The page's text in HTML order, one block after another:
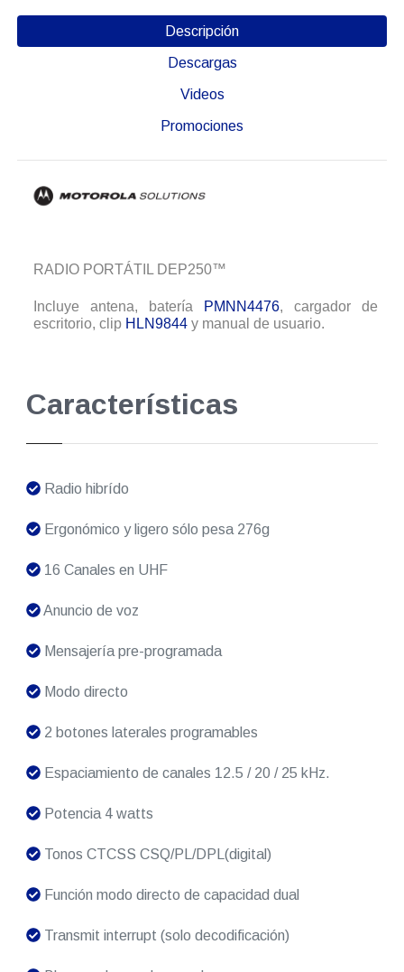
Descripción
Descargas
Videos
Promociones
RADIO PORTÁTIL DEP250™
Incluye antena, batería PMNN4476, cargador de
escritorio, clip HLN9844y manual de usuario.
Características
Radio hibrído
Ergonómico y ligero sólo pesa 276g
16 Canales en UHF
Anuncio de voz
Mensajería pre-programada
Modo directo
2 botones laterales programables
Espaciamiento de canales 12.5 / 20 / 25 kHz.
Potencia 4 watts
Tonos CTCSS CSQ/PL/DPL(digital)
Función modo directo de capacidad dual
Transmit interrupt (solo decodificación)